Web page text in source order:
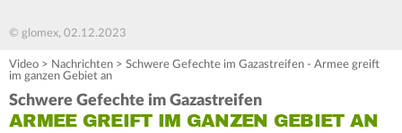
© glomex, 02.12.2023
Video > Nachrichten > Schwere Gefechte im Gazastreifen - Armee greift
im ganzen Gebiet an
Schwere Gefechte im Gazastreifen
ARMEE GREIFT IM GANZEN GEBIET AN